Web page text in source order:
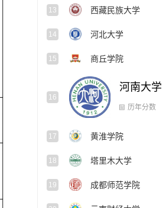
13 西藏民族大学
14 河北大学
15 商丘学院
河南大学
黄淮学院
18 塔里木大学
19 成都师范学院